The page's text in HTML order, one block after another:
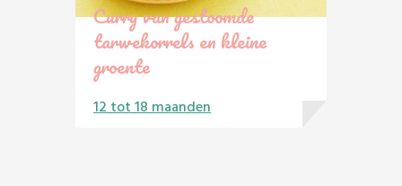
Curry van gestoomde
tarwekorrels en kleine
groente
12 tot 18 maanden